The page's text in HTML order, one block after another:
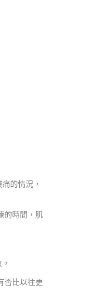
的情況，
的時間，肌
否比以往更